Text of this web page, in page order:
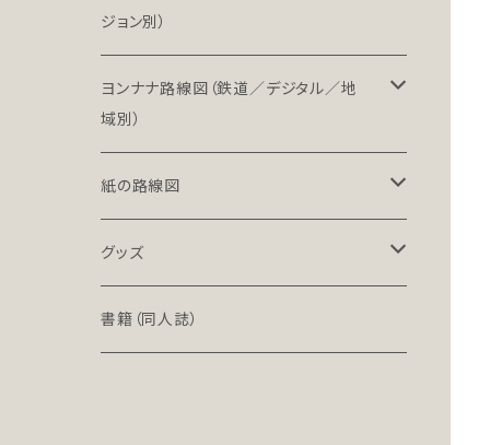
ジョン別）
LT（ライト）
LT-NC（ライト／ノンクレジット版）
PRO（プロ）
PRO-NC（プロ／ノンクレジット版）
ヨンナナ路線図（鉄道／デジタル／地
域別）
北海道・東北地方の鉄道（デジタル）
関東地方の鉄道（デジタル）
中部地方の鉄道（デジタル）
紙の路線図
鉄道路線図
高速道路案内図
グッズ
文具（クリアファイル）
書籍（同人誌）